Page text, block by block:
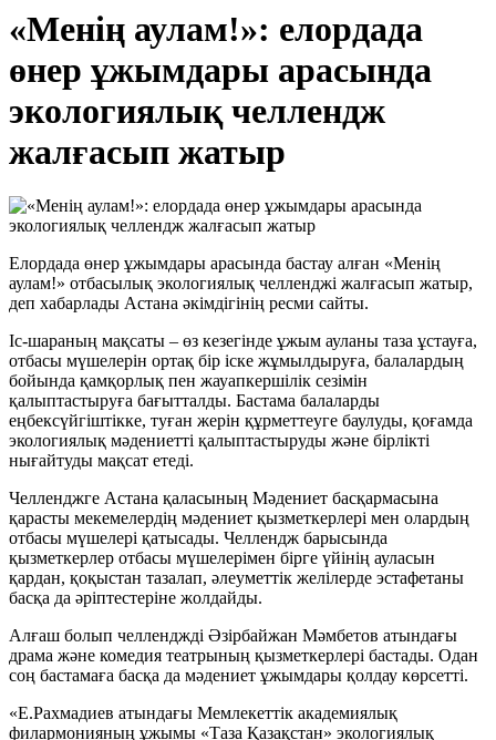
«Менің аулам!»: елордада
өнер ұжымдары арасында
экологиялық челлендж
жалғасып жатыр
Елордада өнер ұжымдары арасында бастау алған «Менің
аулам!» отбасылық экологиялық челленджі жалғасып жатыр,
деп хабарлады Астана әкімдігінің ресми сайты.
Іс-шараның мақсаты – өз кезегінде ұжым ауланы таза ұстауға,
отбасы мүшелерін ортақ бір іске жұмылдыруға, балалардың
бойында қамқорлық пен жауапкершілік сезімін
қалыптастыруға бағытталды. Бастама балаларды
еңбексүйгіштікке, туған жерін құрметтеуге баулуды, қоғамда
экологиялық мәдениетті қалыптастыруды және бірлікті
нығайтуды мақсат етеді.
Челленджге Астана қаласының Мәдениет басқармасына
қарасты мекемелердің мәдениет қызметкерлері мен олардың
отбасы мүшелері қатысады. Челлендж барысында
қызметкерлер отбасы мүшелерімен бірге үйінің ауласын
қардан, қоқыстан тазалап, әлеуметтік желілерде эстафетаны
басқа да әріптестеріне жолдайды.
Алғаш болып челленджді Әзірбайжан Мәмбетов атындағы
драма және комедия театрының қызметкерлері бастады. Одан
соң бастамаға басқа да мәдениет ұжымдары қолдау көрсетті.
«Е.Рахмадиев атындағы Мемлекеттік академиялық
филармонияның ұжымы «Таза Қазақстан» экологиялық